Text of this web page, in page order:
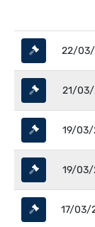
22/03/
21/03/
19/03/
19/03/
17/03/